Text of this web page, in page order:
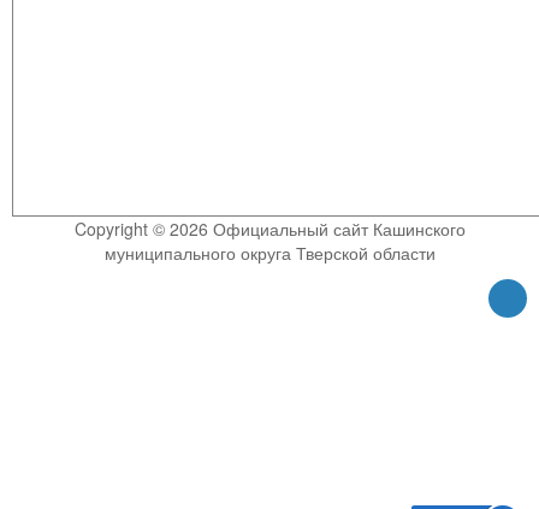
Copyright © 2026 Официальный сайт Кашинского
муниципального округа Тверской области